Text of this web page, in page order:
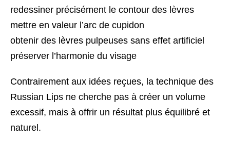
redessiner précisément le contour des lèvres
mettre en valeur l’arc de cupidon
obtenir des lèvres pulpeuses sans effet artificiel
préserver l’harmonie du visage
Contrairement aux idées reçues, la technique des
Russian Lips ne cherche pas à créer un volume
excessif, mais à offrir un résultat plus équilibré et
naturel.